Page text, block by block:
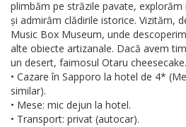
plimbăm pe străzile pavate, explorăm
și admirăm clădirile istorice. Vizităm,
Music Box Museum, unde
alte obiecte artizanale. Dacă avem
un desert, faimosul Otaru cheesecake.
• Cazare în Sapporo la hotel de 4*
similar).
• Mese: mic dejun la hotel.
• Transport: privat (autocar).